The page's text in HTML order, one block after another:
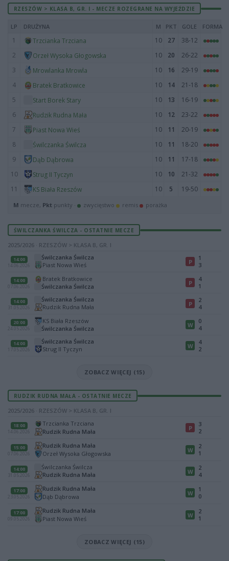
RZESZÓW > KLASA B, GR. I - MECZE ROZEGRANE NA WYJEŹDZIE
LP DRUŻYNA M PKT GOLE FORMA
1 Trzcianka Trzciana 10 27
38-12
2
Orzeł Wysoka Głogowska 10 20
26-22
3
Mrowlanka Mrowla 10 16
29-19
4
Bratek Bratkowice 10 14
21-18
5
Start Borek Stary 10 13
16-19
6
Rudzik Rudna Mała 10 12
23-22
7
Piast Nowa Wieś 10 11
20-19
8
Świlczanka Świlcza 10 11
18-20
9
Dąb Dąbrowa 10 11
17-18
10
Strug II Tyczyn 10 10
21-32
11
KS Biała Rzeszów 10 5 19-50
M mecze, Pkt punkty · zwycięstwo remis porażka
ŚWILCZANKA ŚWILCZA - OSTATNIE MECZE
2025/2026 · RZESZÓW > KLASA B, GR. I
14:00
14.06.2026
Świlczanka Świlcza
Piast Nowa Wieś
P
1
3
14:00
07.06.2026
Bratek Bratkowice
Świlczanka Świlcza
P
4
1
14:00
31.05.2026
Świlczanka Świlcza
Rudzik Rudna Mała
P
2
4
20:00
24.05.2026
KS Biała Rzeszów
Świlczanka Świlcza
W
0
4
14:00
17.05.2026
Świlczanka Świlcza
Strug II Tyczyn
W
4
2
ZOBACZ WIĘCEJ (15)
RUDZIK RUDNA MAŁA - OSTATNIE MECZE
2025/2026 · RZESZÓW > KLASA B, GR. I
18:00
14.06.2026
Trzcianka Trzciana
Rudzik Rudna Mała
P
3
2
15:00
07.06.2026
Rudzik Rudna Mała
Orzeł Wysoka Głogowska
W
2
1
14:00
31.05.2026
Świlczanka Świlcza
Rudzik Rudna Mała
W
2
4
17:00
23.05.2026
Rudzik Rudna Mała
Dąb Dąbrowa
W
1
0
17:00
09.05.2026
Rudzik Rudna Mała
Piast Nowa Wieś
W
2
1
ZOBACZ WIĘCEJ (15)